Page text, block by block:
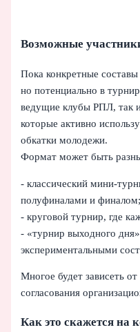
Возможные
Пока конкретные
но потенциально в
ведущие клубы РПЛ, так
которые активно
обкатки молодежи.
Формат может быть
- классический мини-
полуфиналами и финалом;
- круговой турнир, где
- «турнир выходного
экспериментальными
Многое будет зависеть
согласования
Как это скажется на